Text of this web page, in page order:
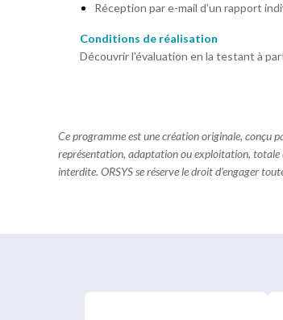
Réception par e-mail d’un rapport
Conditions de réalisation
Découvrir l'évaluation en la testant à
Ce programme est une création originale, conçu
représentation, adaptation ou exploitation, totale
interdite. ORSYS se réserve le droit d'engager